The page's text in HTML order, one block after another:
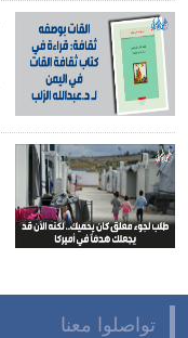
تواصلوا معنا